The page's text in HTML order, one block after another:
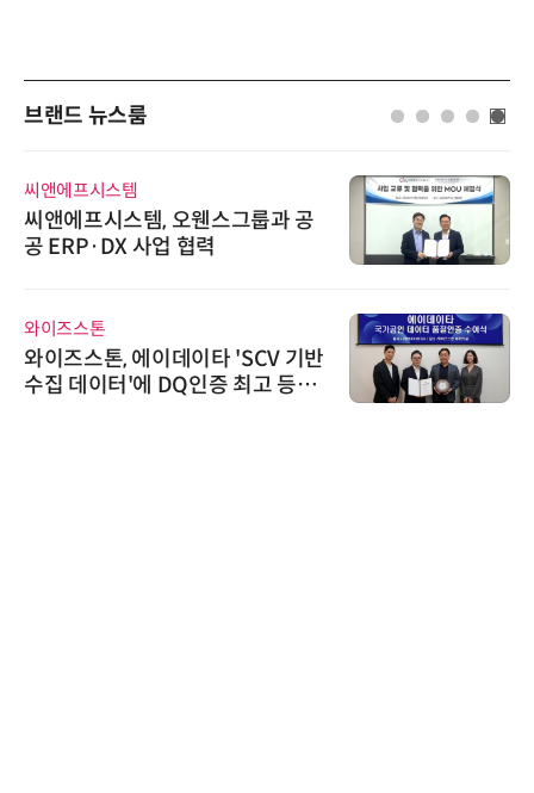
브랜드 뉴스룸
시스템
프시스템, 오웬스그룹과 공
사업 협력
스톤
스톤, 에이데이타 'SCV 기반
이터'에 DQ인증 최고 등급
시큐어
흥원
정
디에스
디에스
26' 참
우르는